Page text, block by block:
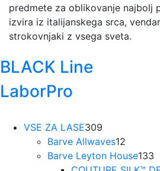
predmete za oblikovanje najbolj
izvira iz italijanskega srca,
strokovnjaki z vsega sveta.
BLACK Line
LaborPro
VSE ZA LASE309
izdelkov
Barve Allwaves12
izdelkov
Barve Leyton House133